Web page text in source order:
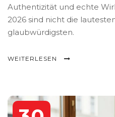
Authentizität und echte
2026 sind nicht die
glaubwürdigsten.
WEITERLESEN